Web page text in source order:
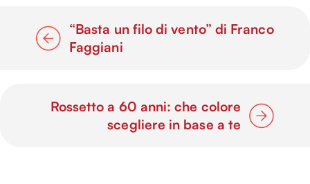
“Basta un filo di vento” di Franco
Faggiani
Rossetto a 60 anni: che colore
scegliere in base a te